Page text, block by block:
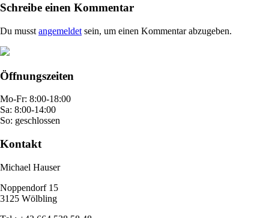
Schreibe einen Kommentar
Du musst angemeldet sein, um einen Kommentar abzugeben.
Öffnungszeiten
Mo-Fr: 8:00-18:00
Sa: 8:00-14:00
So: geschlossen
Kontakt
Michael Hauser
Noppendorf 15
3125 Wölbling